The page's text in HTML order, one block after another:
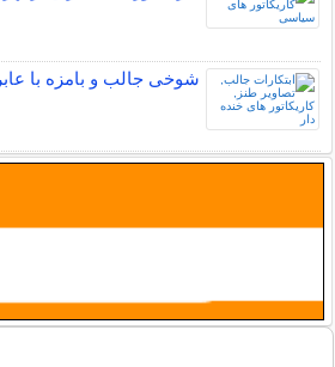
شوخی جالب و بامزه با